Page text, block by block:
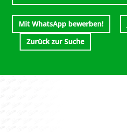
Mit WhatsApp bewerben!
Zurück zur Suche